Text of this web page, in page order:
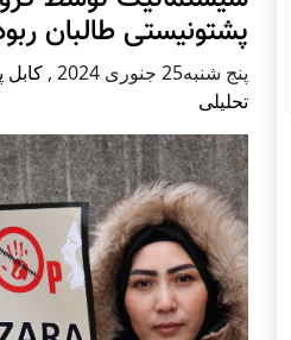
پشتونیستی طالبان
پنج شنبه25 جنوری 2024 ,
تحلیلی